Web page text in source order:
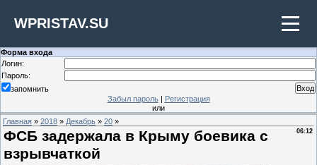
WPRISTAV.SU
Форма входа
Логин:
Пароль:
запомнить
Забыл пароль| Регистрация
или
Главная » 2018 » Декабрь » 20 »
06:12
ФСБ задержала в Крыму боевика с
взрывчаткой